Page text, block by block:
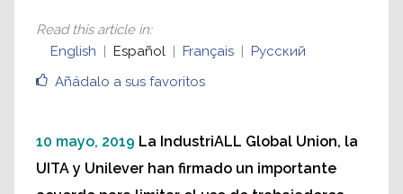
Añádalo a sus favoritos
Read this article in:
English
Español Français Русский
10 mayo, 2019 La IndustriALL Global Union, la
UITA y Unilever han firmado un importante